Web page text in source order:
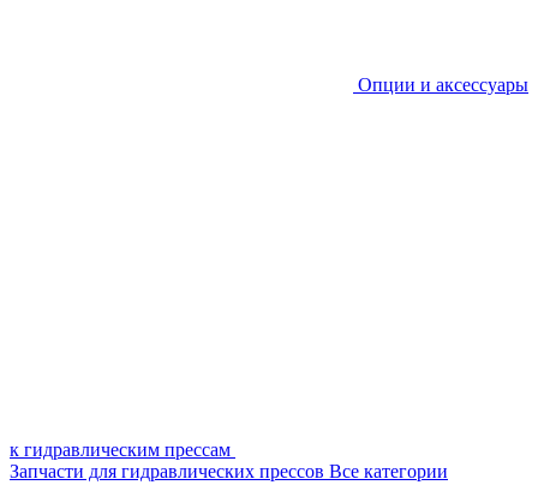
Опции и аксессуары
к гидравлическим прессам
Запчасти для гидравлических прессов Все категории